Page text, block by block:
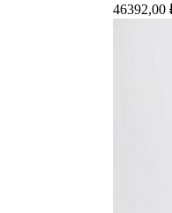
46392,00